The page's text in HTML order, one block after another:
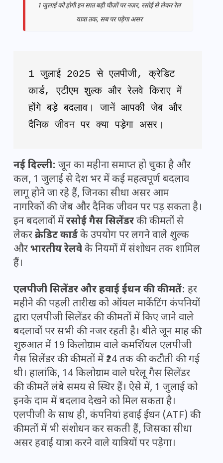
1 जुलाई को होगी इन सात बड़ी चीज़ों पर नज़र, रसोई से लेकर रेल
यात्रा तक, सब पर पड़ेगा असर
1 जुलाई 2025 से एलपीजी, क्रेडिट
कार्ड, एटीएम शुल्क और रेलवे किराए में
होंगे बड़े बदलाव। जानें आपकी जेब और
दैनिक जीवन पर क्या पड़ेगा असर।
नई दिल्ली: जून का महीना समाप्त हो चुका है और
कल, 1 जुलाई से देश भर में कई महत्वपूर्ण बदलाव
लागू होने जा रहे हैं, जिनका सीधा असर आम
नागरिकों की जेब और दैनिक जीवन पर पड़ सकता है।
इन बदलावों मेंरसोई गैस सिलेंडरकी कीमतों से
लेकरक्रेडिट कार्डके उपयोग पर लगने वाले शुल्क
औरभारतीय रेलवेके नियमों में संशोधन तक शामिल
हैं।
एलपीजी सिलेंडर और हवाई ईंधन की कीमतें: हर
महीने की पहली तारीख को ऑयल मार्केटिंग कंपनियों
द्वारा एलपीजी सिलेंडर की कीमतों में किए जाने वाले
बदलावों पर सभी की नजर रहती है। बीते जून माह की
शुरुआत में 19 किलोग्राम वाले कमर्शियल एलपीजी
गैस सिलेंडर की कीमतों में ₹24 तक की कटौती की गई
थी। हालांकि, 14 किलोग्राम वाले घरेलू गैस सिलेंडर
की कीमतें लंबे समय से स्थिर हैं। ऐसे में, 1 जुलाई को
इनके दाम में बदलाव देखने को मिल सकता है।
एलपीजी के साथ ही, कंपनियां हवाई ईंधन (ATF) की
कीमतों में भी संशोधन कर सकती हैं, जिसका सीधा
असर हवाई यात्रा करने वाले यात्रियों पर पड़ेगा।